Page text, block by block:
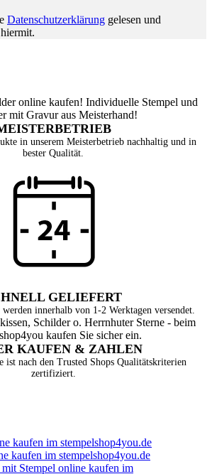
Datenschutzerklärung gelesen und
in unserem Meisterbetrieb nachhaltig und in
bester Qualität.
GELIEFERT
innerhalb von 1-2 Werktagen versendet.
KAUFEN & ZAHLEN
ist nach den Trusted Shops Qualitätskriterien
zertifiziert.